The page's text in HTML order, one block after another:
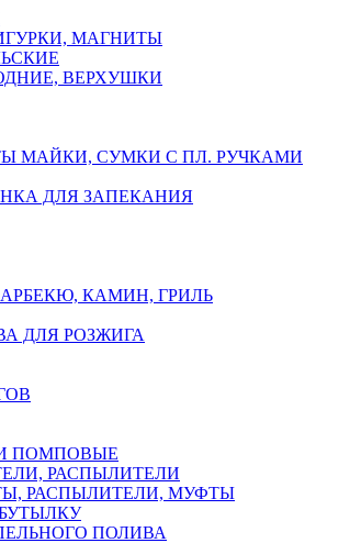
МАГНИТЫ
ВЕРХУШКИ
МАЙКИ, СУМКИ С ПЛ. РУЧКАМИ
ДЛЯ ЗАПЕКАНИЯ
КАМИН, ГРИЛЬ
ДЛЯ РОЗЖИГА
ПОМПОВЫЕ
РАСПЫЛИТЕЛИ
РАСПЫЛИТЕЛИ, МУФТЫ
ПОЛИВА